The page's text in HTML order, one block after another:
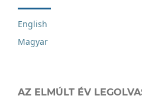
English
Magyar
AZ ELMÚLT ÉV